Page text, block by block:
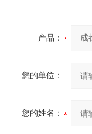
产品：
您的单位：
您的姓名：